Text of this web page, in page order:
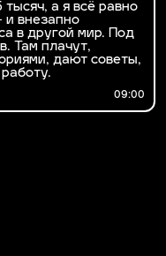
а я всё равно
и внезапно
в другой мир. Под
Там плачут,
дают советы,
09:00